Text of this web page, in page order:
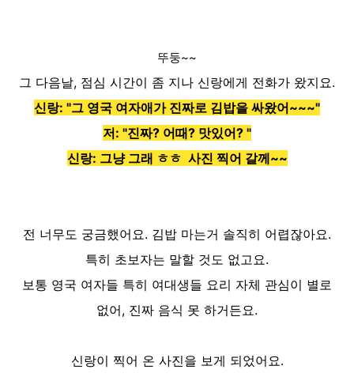
뚜둥~~
그 다음날, 점심 시간이 좀 지나 신랑에게 전화가 왔지요.
신랑: "그 영국 여자애가 진짜로 김밥을 싸왔어~~~"
저: "진짜? 어때? 맛있어? "
신랑: 그냥 그래 ㅎㅎ 사진 찍어 갈께~~
전 너무도 궁금했어요. 김밥 마는거 솔직히 어렵잖아요.
특히 초보자는 말할 것도 없고요.
보통 영국 여자들 특히 여대생들 요리 자체 관심이 별로
없어, 진짜 음식 못 하거든요.
신랑이 찍어 온 사진을 보게 되었어요.